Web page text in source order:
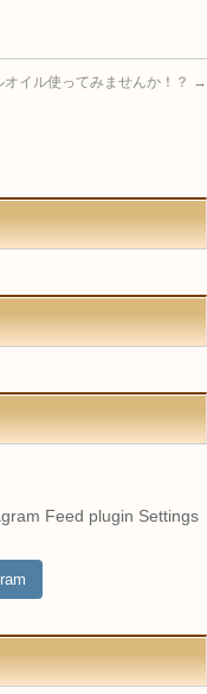
オイル使ってみませんか！？ →
Feed plugin Settings